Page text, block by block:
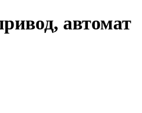
автомат